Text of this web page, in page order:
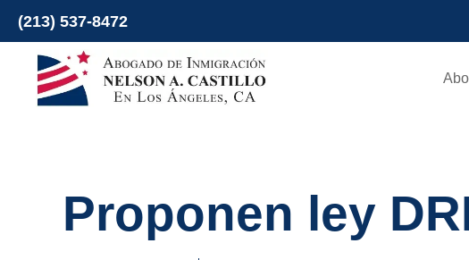
al
contenido
(213) 537-8472
Proponen ley